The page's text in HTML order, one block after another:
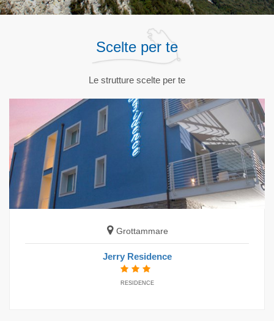
Scelte per te
Le strutture scelte per te
Fano
Hotel Miramare
HOTEL